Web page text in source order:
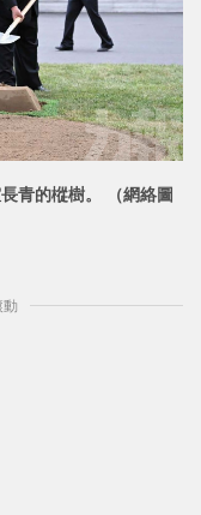
青的樅樹。 （網絡圖
動